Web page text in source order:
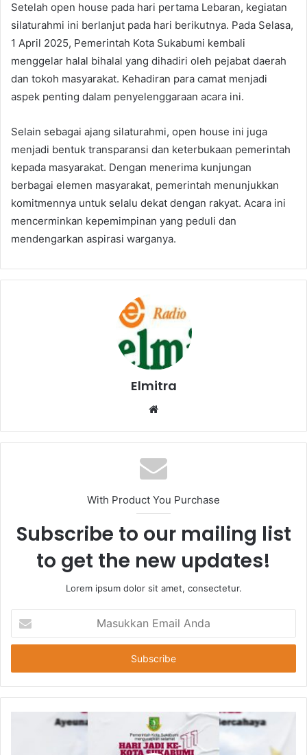
Setelah open house pada hari pertama Lebaran, kegiatan
silaturahmi ini berlanjut pada hari berikutnya. Pada Selasa,
1 April 2025, Pemerintah Kota Sukabumi kembali
menggelar halal bihalal yang dihadiri oleh pejabat daerah
dan tokoh masyarakat. Kehadiran para camat menjadi
aspek penting dalam penyelenggaraan acara ini.
Selain sebagai ajang silaturahmi, open house ini juga
menjadi bentuk transparansi dan keterbukaan pemerintah
kepada masyarakat. Dengan menerima kunjungan
berbagai elemen masyarakat, pemerintah menunjukkan
komitmennya untuk selalu dekat dengan rakyat. Acara ini
mencerminkan kepemimpinan yang peduli dan
mendengarkan aspirasi warganya.
Elmitra
Website
With Product You Purchase
Subscribe to our mailing list
to get the new updates!
Lorem ipsum dolor sit amet, consectetur.
Email
Anda